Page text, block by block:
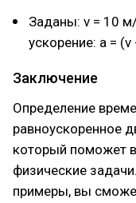
Заданы: v = 10
ускорение: a =
Заключение
Определение
равноускоренное
который поможет
физические
примеры, вы